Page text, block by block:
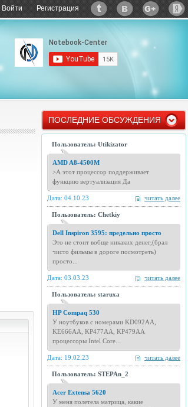
Войти Регистрация
ПОСЛЕДНИЕ ОБСУЖДЕНИЯ
Пользователь: Utikizator
AMD A8-4500M
>А этот процессор поддерживает
функцию вертуализация Да
читать далее
Дата: 04.10.23
Пользователь: Chetkiy
Dell Inspiron 3595: предельно просто
Это не стоит вобще никаких денег,(брал
чисто фильмы в дороге посмотреть)
просто...
читать далее
Дата: 03.03.23
Пользователь: staruxa
HP Compaq 530
У ноутбуков с номерами KD092AA,
KE666AA, KP477AA, KP479AA
процессоры Intel Core...
читать далее
Дата: 19.02.23
Пользователь: STEPAn_2
Acer Extensa 5620
У меня полетела матрица, какие